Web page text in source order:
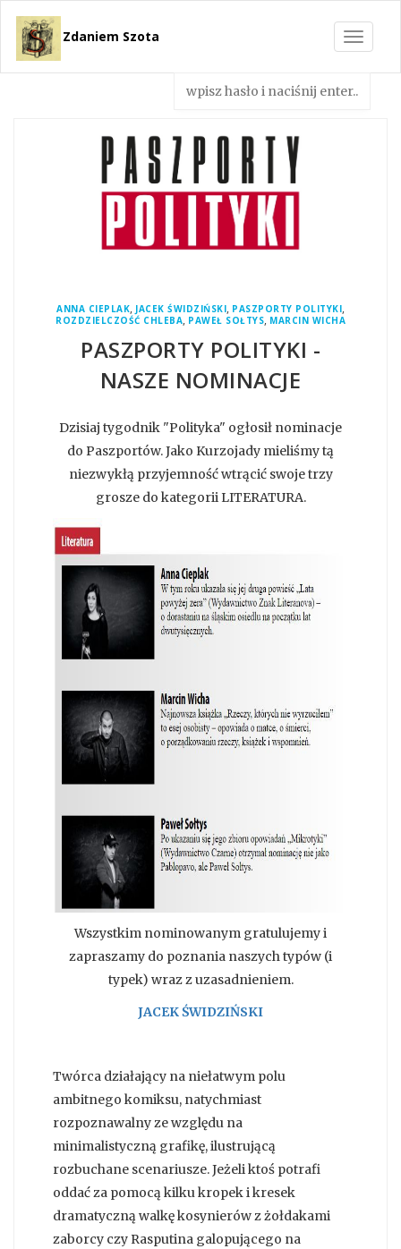
Toggle
Zdaniem Szota
ANNA CIEPLAK, JACEK ŚWIDZIŃSKI, PASZPORTY POLITYKI,
ROZDZIELCZOŚĆ CHLEBA, PAWEŁ SOŁTYS, MARCIN WICHA
PASZPORTY POLITYKI -
NASZE NOMINACJE
Dzisiaj tygodnik "Polityka" ogłosił nominacje
do Paszportów. Jako Kurzojady mieliśmy tą
niezwykłą przyjemność wtrącić swoje trzy
grosze do kategorii LITERATURA.
Wszystkim nominowanym gratulujemy i
zapraszamy do poznania naszych typów (i
typek) wraz z uzasadnieniem.
JACEK ŚWIDZIŃSKI
Twórca działający na niełatwym polu
ambitnego komiksu, natychmiast
rozpoznawalny ze względu na
minimalistyczną grafikę, ilustrującą
rozbuchane scenariusze. Jeżeli ktoś potrafi
oddać za pomocą kilku kropek i kresek
dramatyczną walkę kosynierów z żołdakami
zaborcy czy Rasputina galopującego na